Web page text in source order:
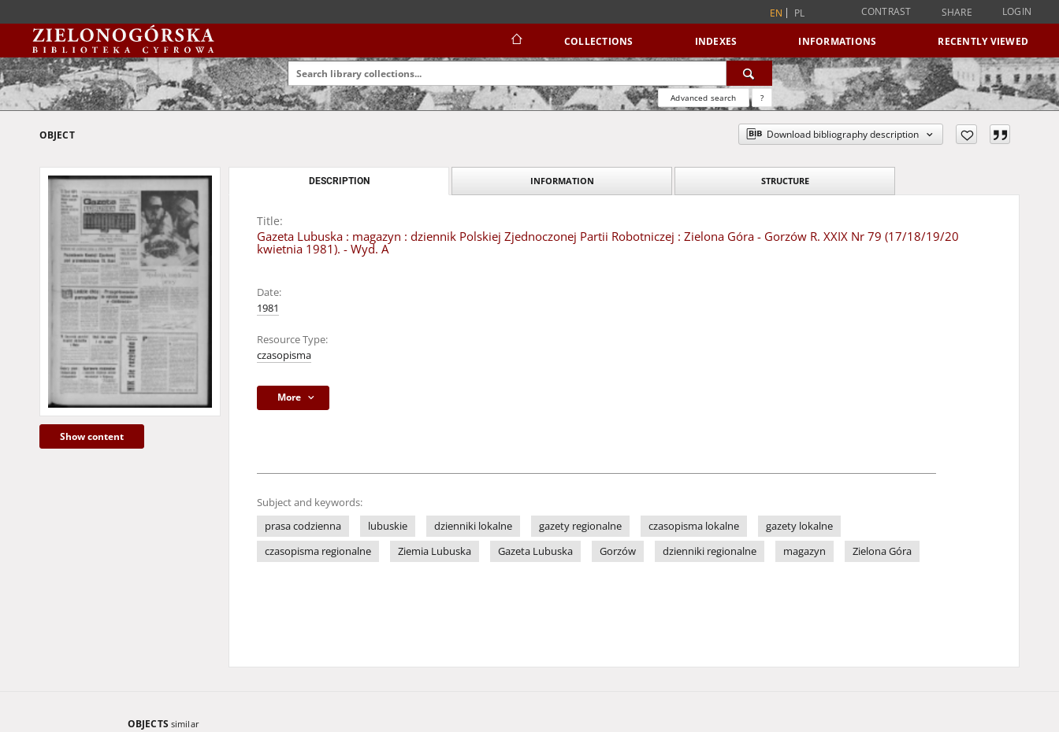
EN PL CONTRAST SHARE LOGIN
COLLECTIONS INDEXES INFORMATIONS RECENTLY VIEWED
Advanced search ?
OBJECT Download bibliography description
Show content
DESCRIPTION INFORMATION STRUCTURE
Title:
Gazeta Lubuska : magazyn : dziennik Polskiej Zjednoczonej Partii Robotniczej : Zielona Góra - Gorzów R. XXIX Nr 79 (17/18/19/20
kwietnia 1981). - Wyd. A
Date:
1981
Resource Type:
czasopisma
More
Subject and keywords:
prasa codzienna
lubuskie dzienniki lokalne gazety regionalne czasopisma lokalne
gazety lokalne
czasopisma regionalne
Ziemia Lubuska Gazeta Lubuska Gorzów dzienniki regionalne magazyn Zielona Góra
OBJECTS similar